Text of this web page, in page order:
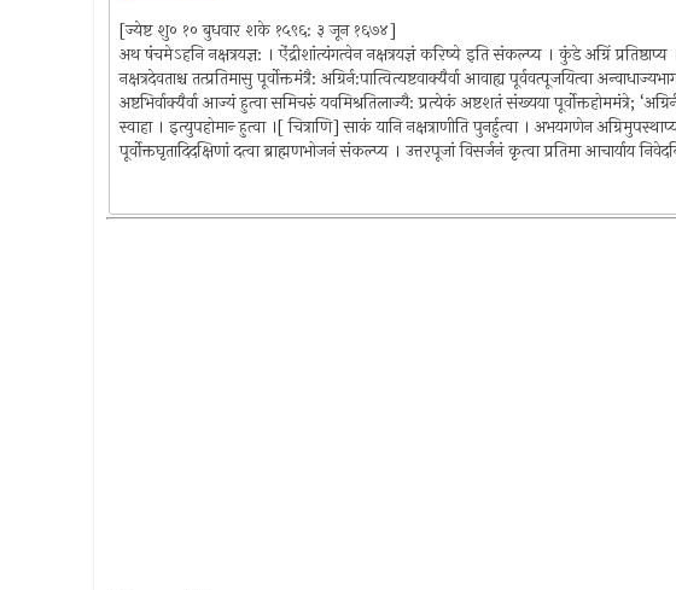
[ज्येष्ट शु० १० बुधवार शके १५९६: ३ जून १६७४]
अथ षंचमेऽहनि नक्षत्रयज्ञ: । ऐंद्रीशांत्यंगत्वेन नक्षत्रयज्ञं करिष्ये इति संकल्प्य । कुंडे अग्रिं प्रतिष्ठाप्य
नक्षत्रदेवताश्च तत्प्रतिमासु पूर्वोक्तमंत्रै: अग्रिर्न:पात्वित्यष्टवाक्यैर्वा आवाह्य पूर्ववत्पूजयित्वा
अष्टभिर्वाक्यैर्वा आज्यं हुत्वा समिचरुं यवमिश्रतिलाज्यै: प्रत्येकं अष्टशतं संख्यया पूर्वोक्तहोममंत्रे;
स्वाहा । इत्युपहोमान्‍ हुत्वा ।[ चित्राणि] साकं यानि नक्षत्राणीति पुनर्हुत्वा । अभयगणेन
पूर्वोक्तघृतादिदक्षिणां दत्वा ब्राह्मणभोजनं संकल्प्य । उत्तरपूजां विसर्जनं कृत्वा प्रतिमा आचार्याय